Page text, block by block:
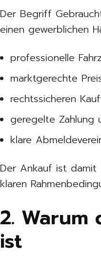
Der Begriff
einen gewerblichen
professionelle
marktgerechte
rechtssicheren
geregelte Zahlung
klare
Der Ankauf ist damit
klaren
2.
ist